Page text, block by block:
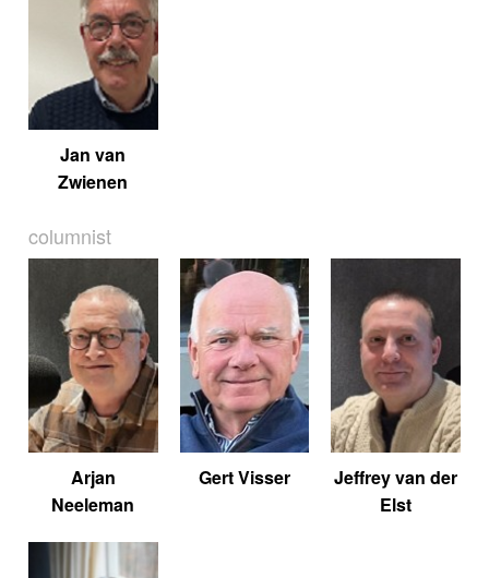
Jan van
Zwienen
columnist
Arjan
Neeleman
Gert Visser
Jeffrey van der
Elst